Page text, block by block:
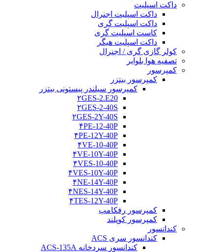
داکت اسپلیت
داکت اسپلیت اجنرال
داکت اسپلیت گری
کاست اسپلیت گری
داکت اسپلیت هیگر
کولر گازی گری / اجنرال
تصفیه هوا بلوایر
کمپرسور
کمپرسور بیتزر
کمپرسور سیلندر پیستونی بیتزر
۲GES-2.E20
۲GES-2-40S
۲GES-2Y-40S
۴PE-12-40P
۴PE-12Y-40P
۴VE-10-40P
۴VE-10Y-40P
۴VES-10-40P
۴VES-10Y-40P
۴NE-14Y-40P
۴NES-14Y-40P
۴TES-12Y-40P
کمپرسور رفکامپ
کمپرسور کوپلند
کندانسور
کندانسور سری ACS
کندانسور سردخانه ACS-135A